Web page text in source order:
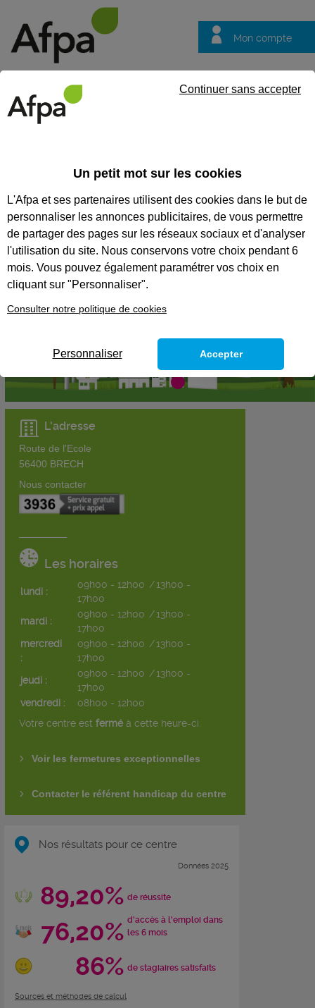
Mon compte
questions
CENTRE D'AURAY KERVAL'H EN
BREC'H
L'adresse
Route de l'Ecole
56400 BRECH
Nous contacter
Les horaires
lundi :
09h00 - 12h00 /13h00 -
17h00
mardi :
09h00 - 12h00 /13h00 -
17h00
mercredi
:
09h00 - 12h00 /13h00 -
17h00
jeudi :
09h00 - 12h00 /13h00 -
17h00
vendredi :
08h00 - 12h00
Votre centre est fermé à cette heure-ci.
Voir les fermetures exceptionnelles
Contacter le référent handicap du centre
Nos résultats pour ce centre
Données 2025
89,20% de réussite
76,20% d'accès à l'emploi dans
les 6 mois
86% de stagiaires satisfaits
Sources et méthodes de calcul
Un petit mot sur les cookies
L'Afpa et ses partenaires utilisent des cookies dans le but de
personnaliser les annonces publicitaires, de vous permettre
de partager des pages sur les réseaux sociaux et d'analyser
l'utilisation du site. Nous conservons votre choix pendant 6
mois. Vous pouvez également paramétrer vos choix en
cliquant sur "Personnaliser".
Consulter notre politique de cookies
Continuer sans accepter
Personnaliser Accepter